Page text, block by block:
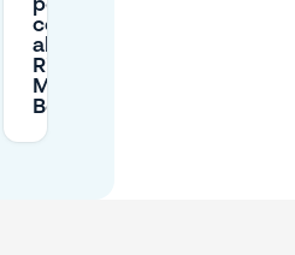
per una
cena vicino
al
Ristorante
Maximilians
Berlino?